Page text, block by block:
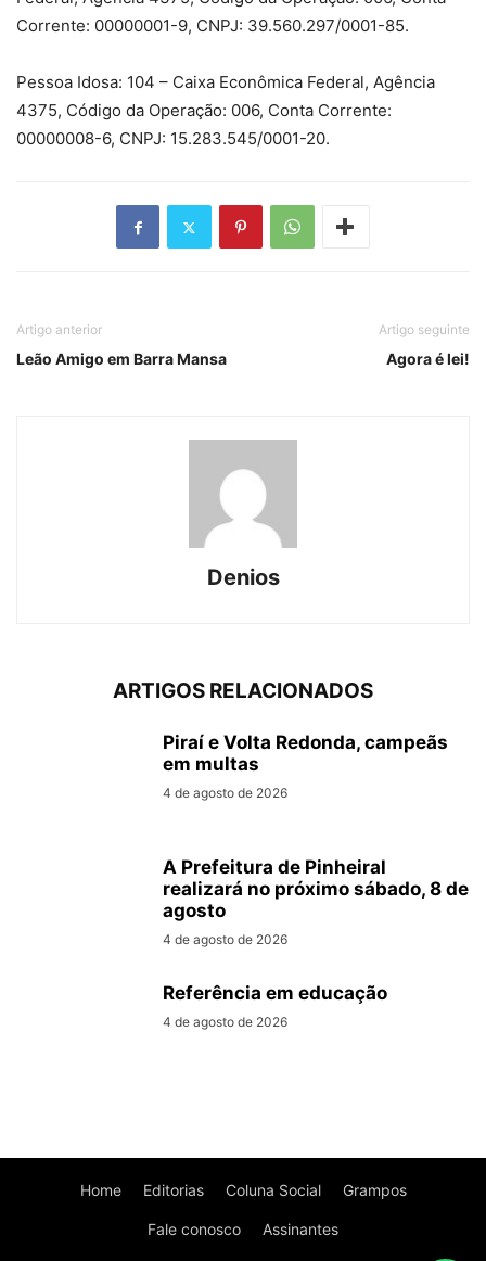
Corrente: 00000001-9, CNPJ: 39.560.297/0001-85.
Pessoa Idosa: 104 – Caixa Econômica Federal, Agência
4375, Código da Operação: 006, Conta Corrente:
00000008-6, CNPJ: 15.283.545/0001-20.
Artigo anterior
Leão Amigo em Barra Mansa
Artigo seguinte
Agora é lei!
Denios
ARTIGOS RELACIONADOS
Piraí e Volta Redonda, campeãs
em multas
4 de agosto de 2026
A Prefeitura de Pinheiral
realizará no próximo sábado, 8 de
agosto
4 de agosto de 2026
Referência em educação
4 de agosto de 2026
Home Editorias Coluna Social Grampos
Fale conosco Assinantes